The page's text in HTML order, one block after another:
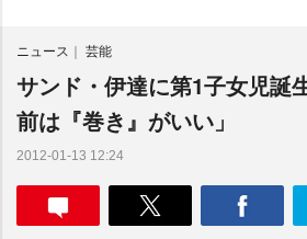
ニュース 芸能
サンド・伊達に第1子女児誕
前は『巻き』がいい」
2012-01-13 12:24